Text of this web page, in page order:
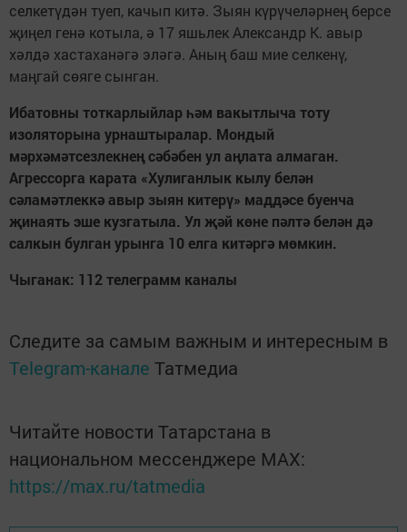
селкетүдән туеп, качып китә. Зыян күрүчеләрнең берсе
җиңел генә котыла, ә 17 яшьлек Александр К. авыр
хәлдә хастаханәгә эләгә. Аның баш мие селкенү,
маңгай сөяге сынган.
Ибатовны тоткарлыйлар һәм вакытлыча тоту
изоляторына урнаштыралар. Мондый
мәрхәмәтсезлекнең сәбәбен ул аңлата алмаган.
Агрессорга карата «Хулиганлык кылу белән
сәламәтлеккә авыр зыян китерү» маддәсе буенча
җинаять эше кузгатыла. Ул җәй көне пәлтә белән дә
салкын булган урынга 10 елга китәргә мөмкин.
Чыганак: 112 телеграмм каналы
Следите за самым важным и интересным в
Telegram-канале Татмедиа
Читайте новости Татарстана в
национальном мессенджере MАХ:
https://max.ru/tatmedia